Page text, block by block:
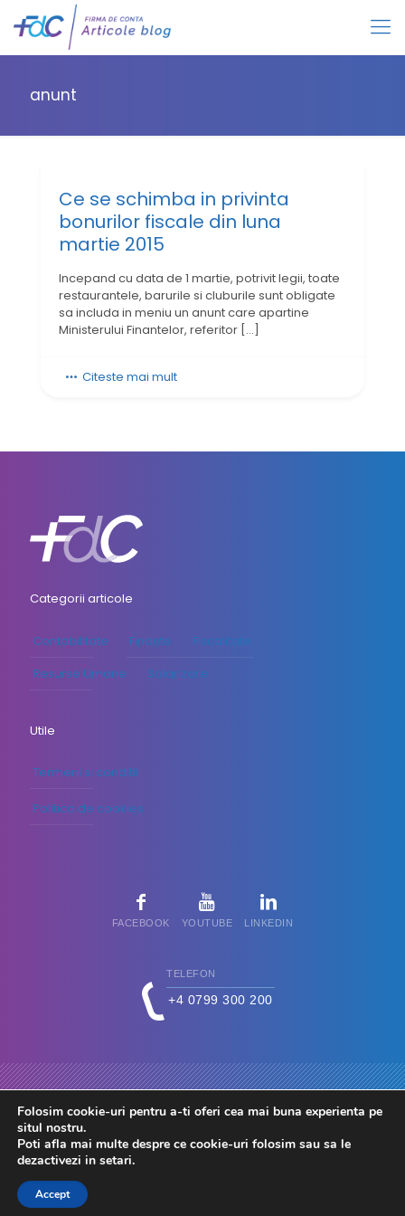
anunt
Ce se schimba in privinta
bonurilor fiscale din luna
martie 2015
Incepand cu data de 1 martie, potrivit legii, toate
restaurantele, barurile si cluburile sunt obligate
sa includa in meniu un anunt care apartine
Ministerului Finantelor, referitor […]
Citeste mai mult
Categorii articole
Contabilitate Finante
Fiscalitate
Resurse Umane
Salarizare
Utile
Termeni si conditii
Politica de cookies
FACEBOOK YOUTUBE LINKEDIN
TELEFON
+4 0799 300 200
© 2026 FdC - Firma de Conta. Toate drepturile rezervate.
Folosim cookie-uri pentru a-ti oferi cea mai buna experienta pe
situl nostru.
Poti afla mai multe despre ce cookie-uri folosim sau sa le
dezactivezi in setari.
Accept